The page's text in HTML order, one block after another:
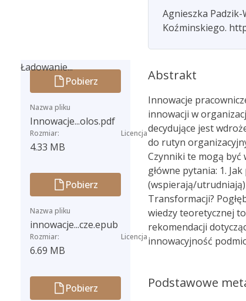
Ładowanie...
Ładowanie...Pobierz
Nazwa pliku
Innowacje...olos.pdf
Rozmiar:
4.33 MB
Licencja
Pobierz
Nazwa pliku
innowacje...cze.epub
Rozmiar:
6.69 MB
Licencja
Pobierz
Agnieszka Padzik-
Koźminskiego.
Abstrakt
Innowacje
innowacji w
decydujące jest
do rutyn
Czynniki te mogą
główne pytania: 1.
(wspierają/
Transformacji?
wiedzy teoretycznej
rekomendacji
innowacyjność
Podstawowe